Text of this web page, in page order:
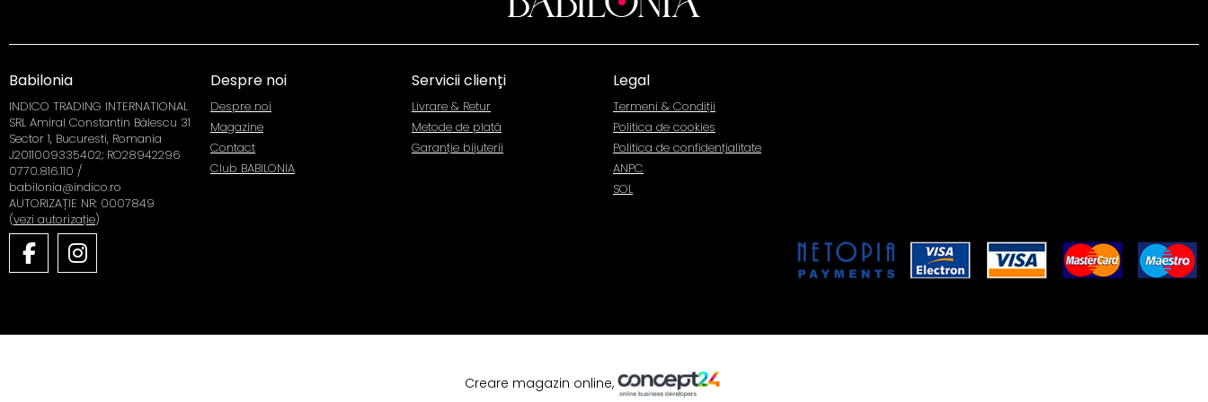
Babilonia
INDICO TRADING INTERNATIONAL
SRL Amiral Constantin Bălescu 31
Sector 1, Bucuresti, Romania
J2011009335402; RO28942296
0770.816.110 /
babilonia@indico.ro
AUTORIZAȚIE NR: 0007849
(vezi autorizație)
Despre noi
Despre noi
Magazine
Contact
Club BABILONIA
Servicii clienți
Livrare & Retur
Metode de plată
Garanție bijuterii
Legal
Termeni & Condiții
Politica de cookies
Politica de confidențialitate
ANPC
SOL
Creare magazin online,